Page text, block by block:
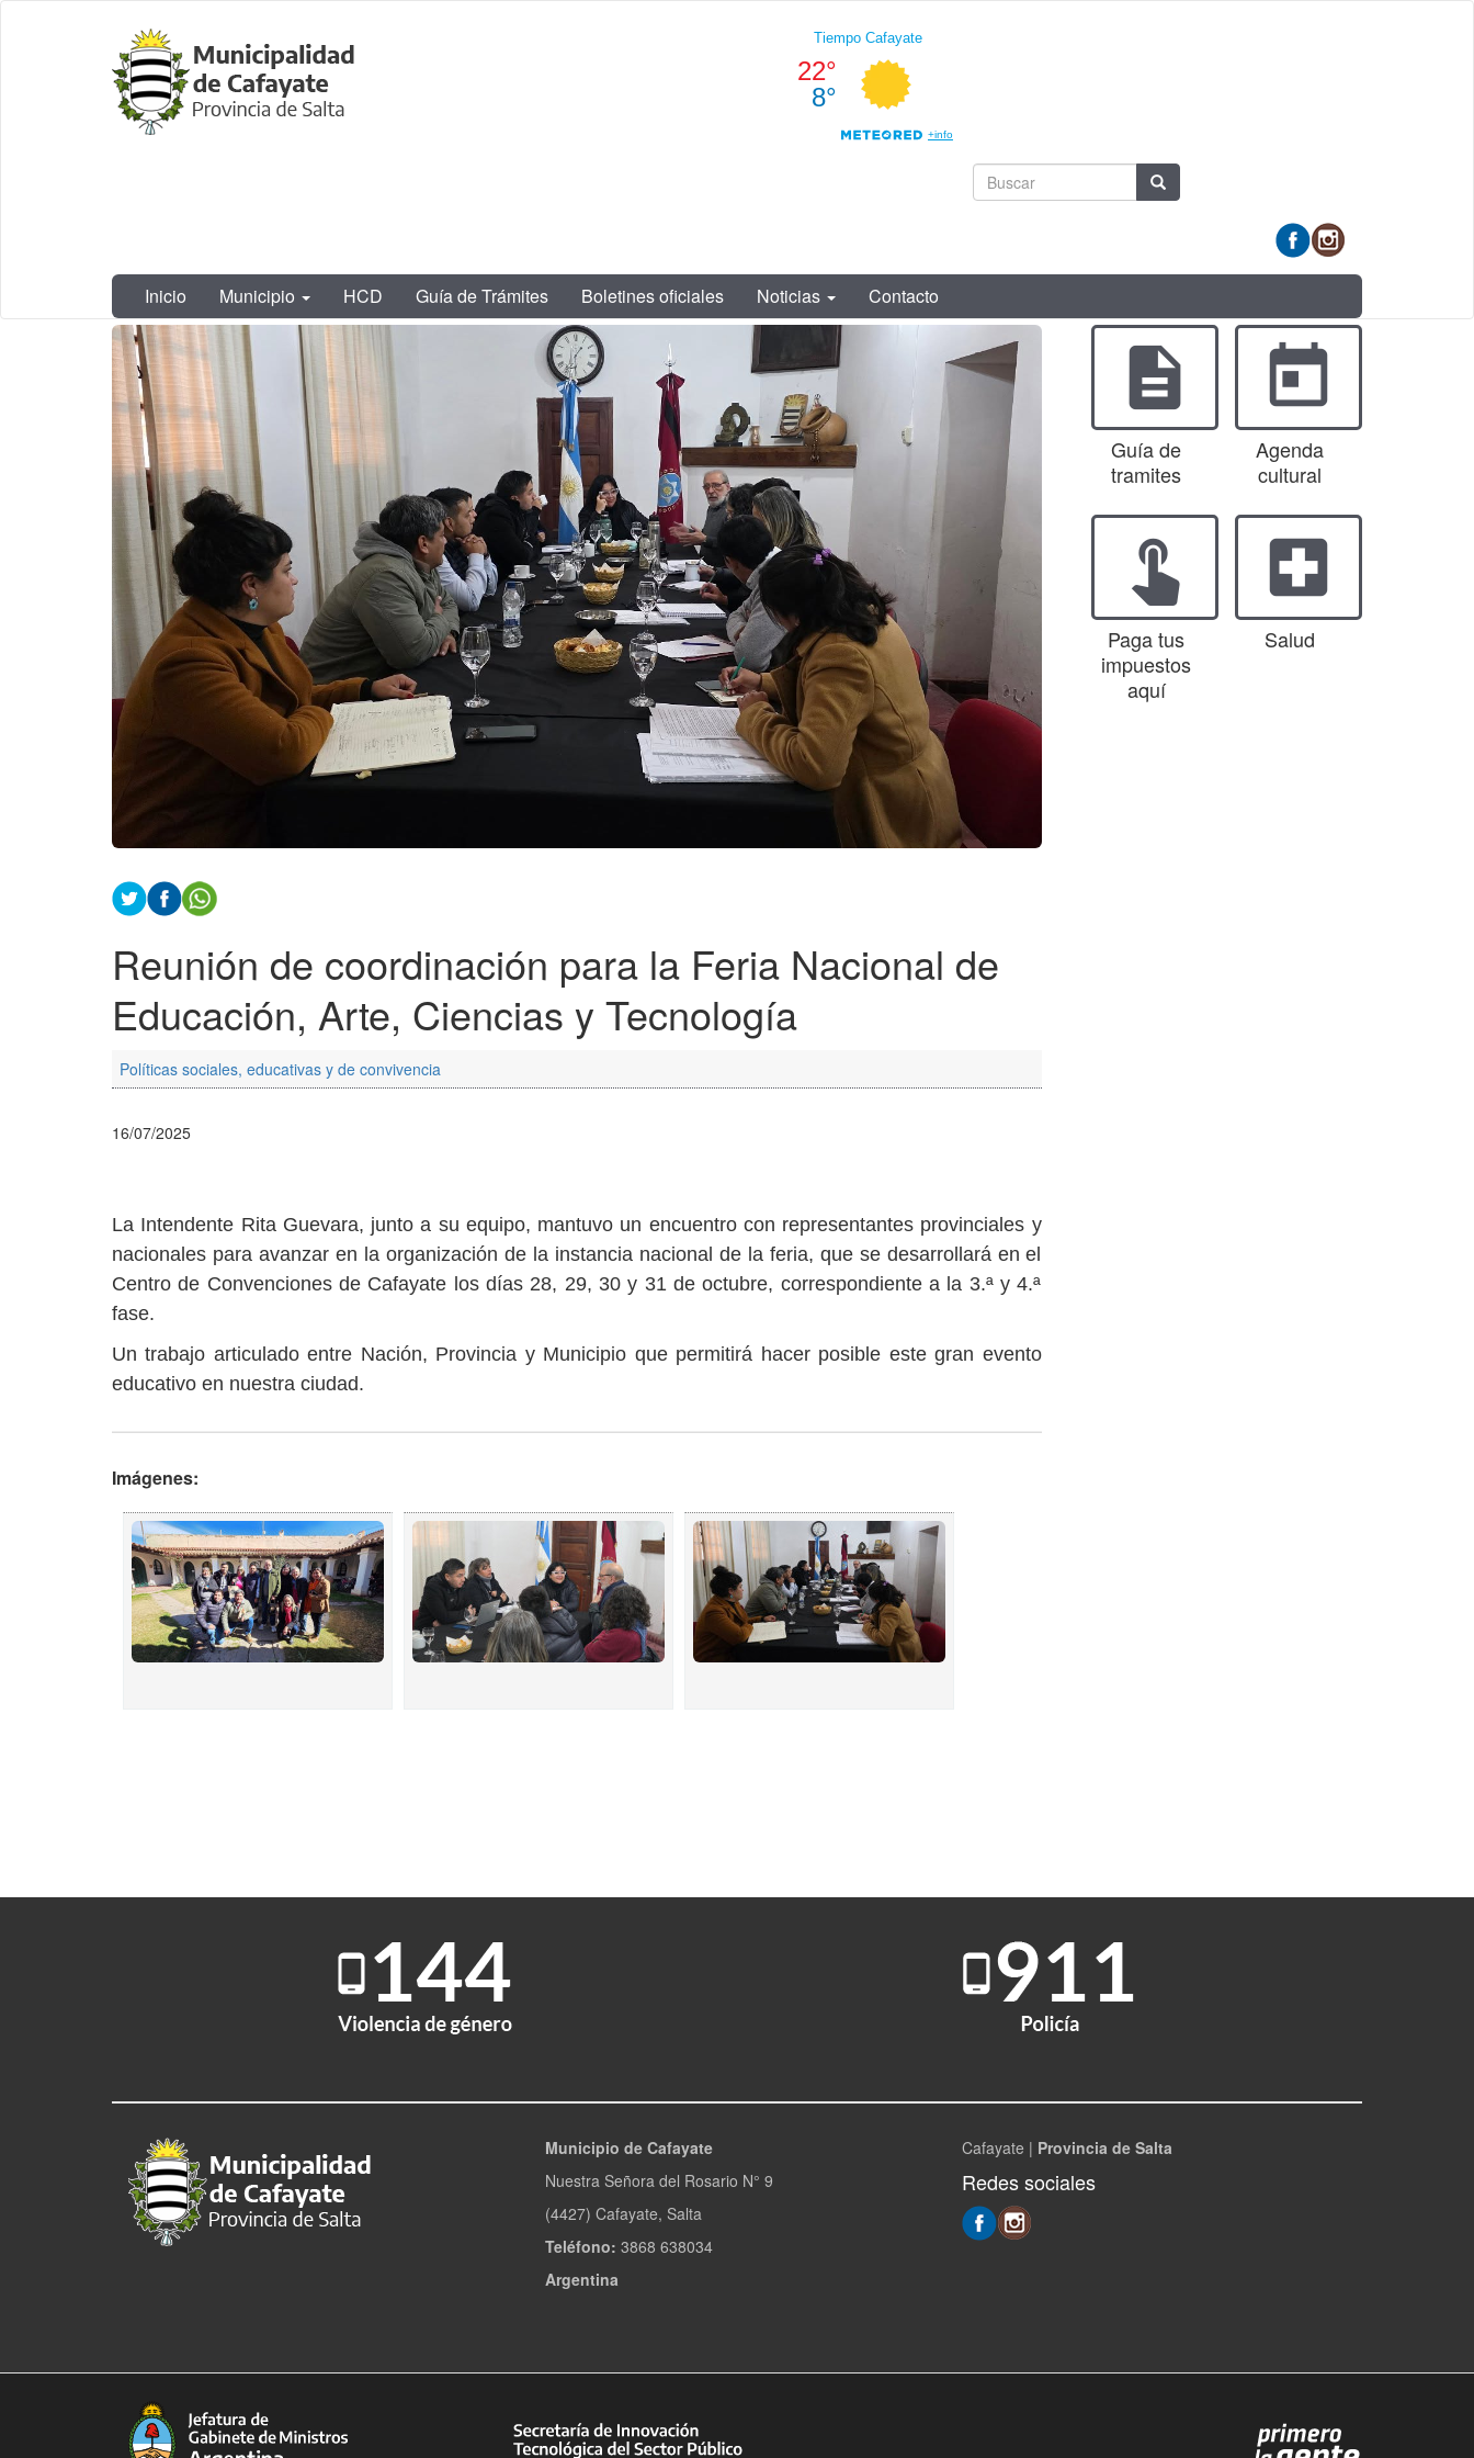
Municipalidad
de Cafayate,
Salta
Formulario
búsqueda
Inicio Municipio HCD Guía de Trámites Boletines oficiales Noticias Contacto
Contenido
principal
Reunión de coordinación para la Feria Nacional de
Educación, Arte, Ciencias y Tecnología
Políticas sociales, educativas y de convivencia
16/07/2025
La Intendente Rita Guevara, junto a su equipo, mantuvo un encuentro con representantes provinciales y
nacionales para avanzar en la organización de la instancia nacional de la feria, que se desarrollará en el
Centro de Convenciones de Cafayate los días 28, 29, 30 y 31 de octubre, correspondiente a la 3.ª y 4.ª
fase.
Un trabajo articulado entre Nación, Provincia y Municipio que permitirá hacer posible este gran evento
educativo en nuestra ciudad.
Imágenes:
description
Guía de
tramites
today
Agenda
cultural
touch_app
Paga tus
impuestos
aquí
local_hospital
Salud
Municipio de Cafayate
Nuestra Señora del Rosario N° 9
(4427) Cafayate, Salta
Teléfono: 3868 638034
Argentina
Cafayate | Provincia de Salta
Redes sociales